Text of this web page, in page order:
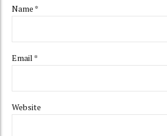
Name *
Email *
Website